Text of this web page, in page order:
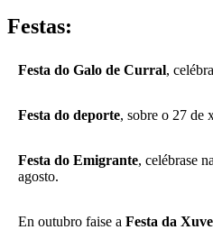
Festas:
Festa do Galo de Curral,
Festa do deporte, sobre o 27 de
Festa do Emigrante, celébrase
agosto.
En outubro faise a Festa da